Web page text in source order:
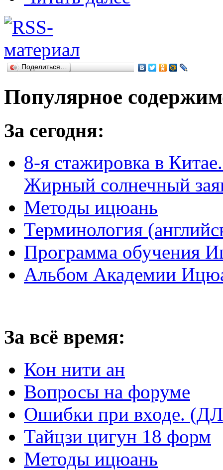
Поделиться…
Популярное
За сегодня:
8-я стажировка в
Жирный солнечный
Методы ицюань
Терминология
Программа обучения
Альбом Академии
За всё время:
Кон нити ан
Вопросы на форуме
Ошибки при входе.
Тайцзи цигун 18 форм
Методы ицюань